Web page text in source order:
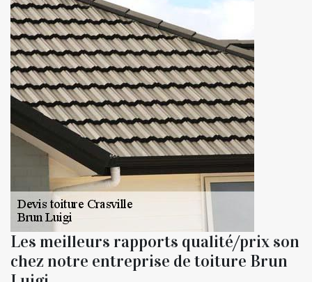
Les meilleurs rapports qualité/prix son
chez notre entreprise de toiture Brun